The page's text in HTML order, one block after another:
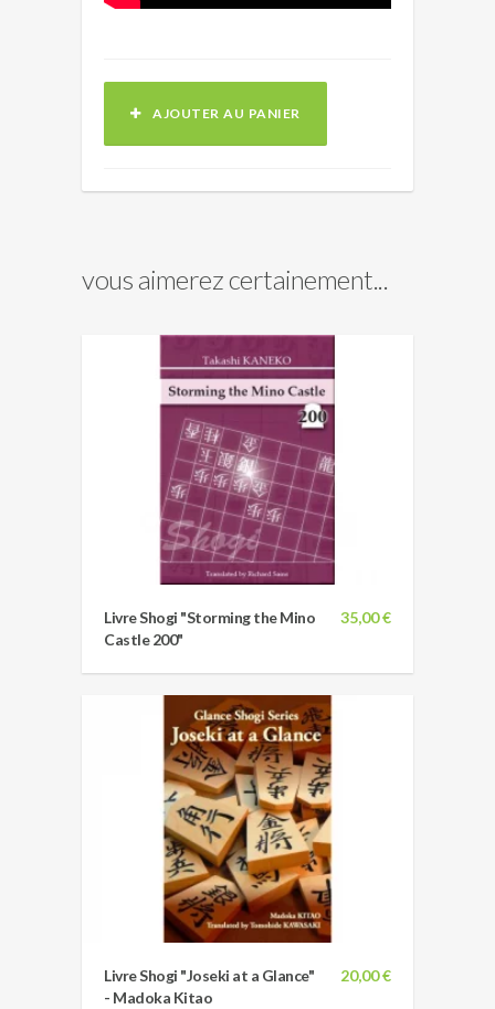
AJOUTER AU PANIER
vous aimerez certainement...
35,00 €
Livre Shogi "Storming the Mino
Castle 200"
20,00 €
Livre Shogi "Joseki at a Glance"
- Madoka Kitao